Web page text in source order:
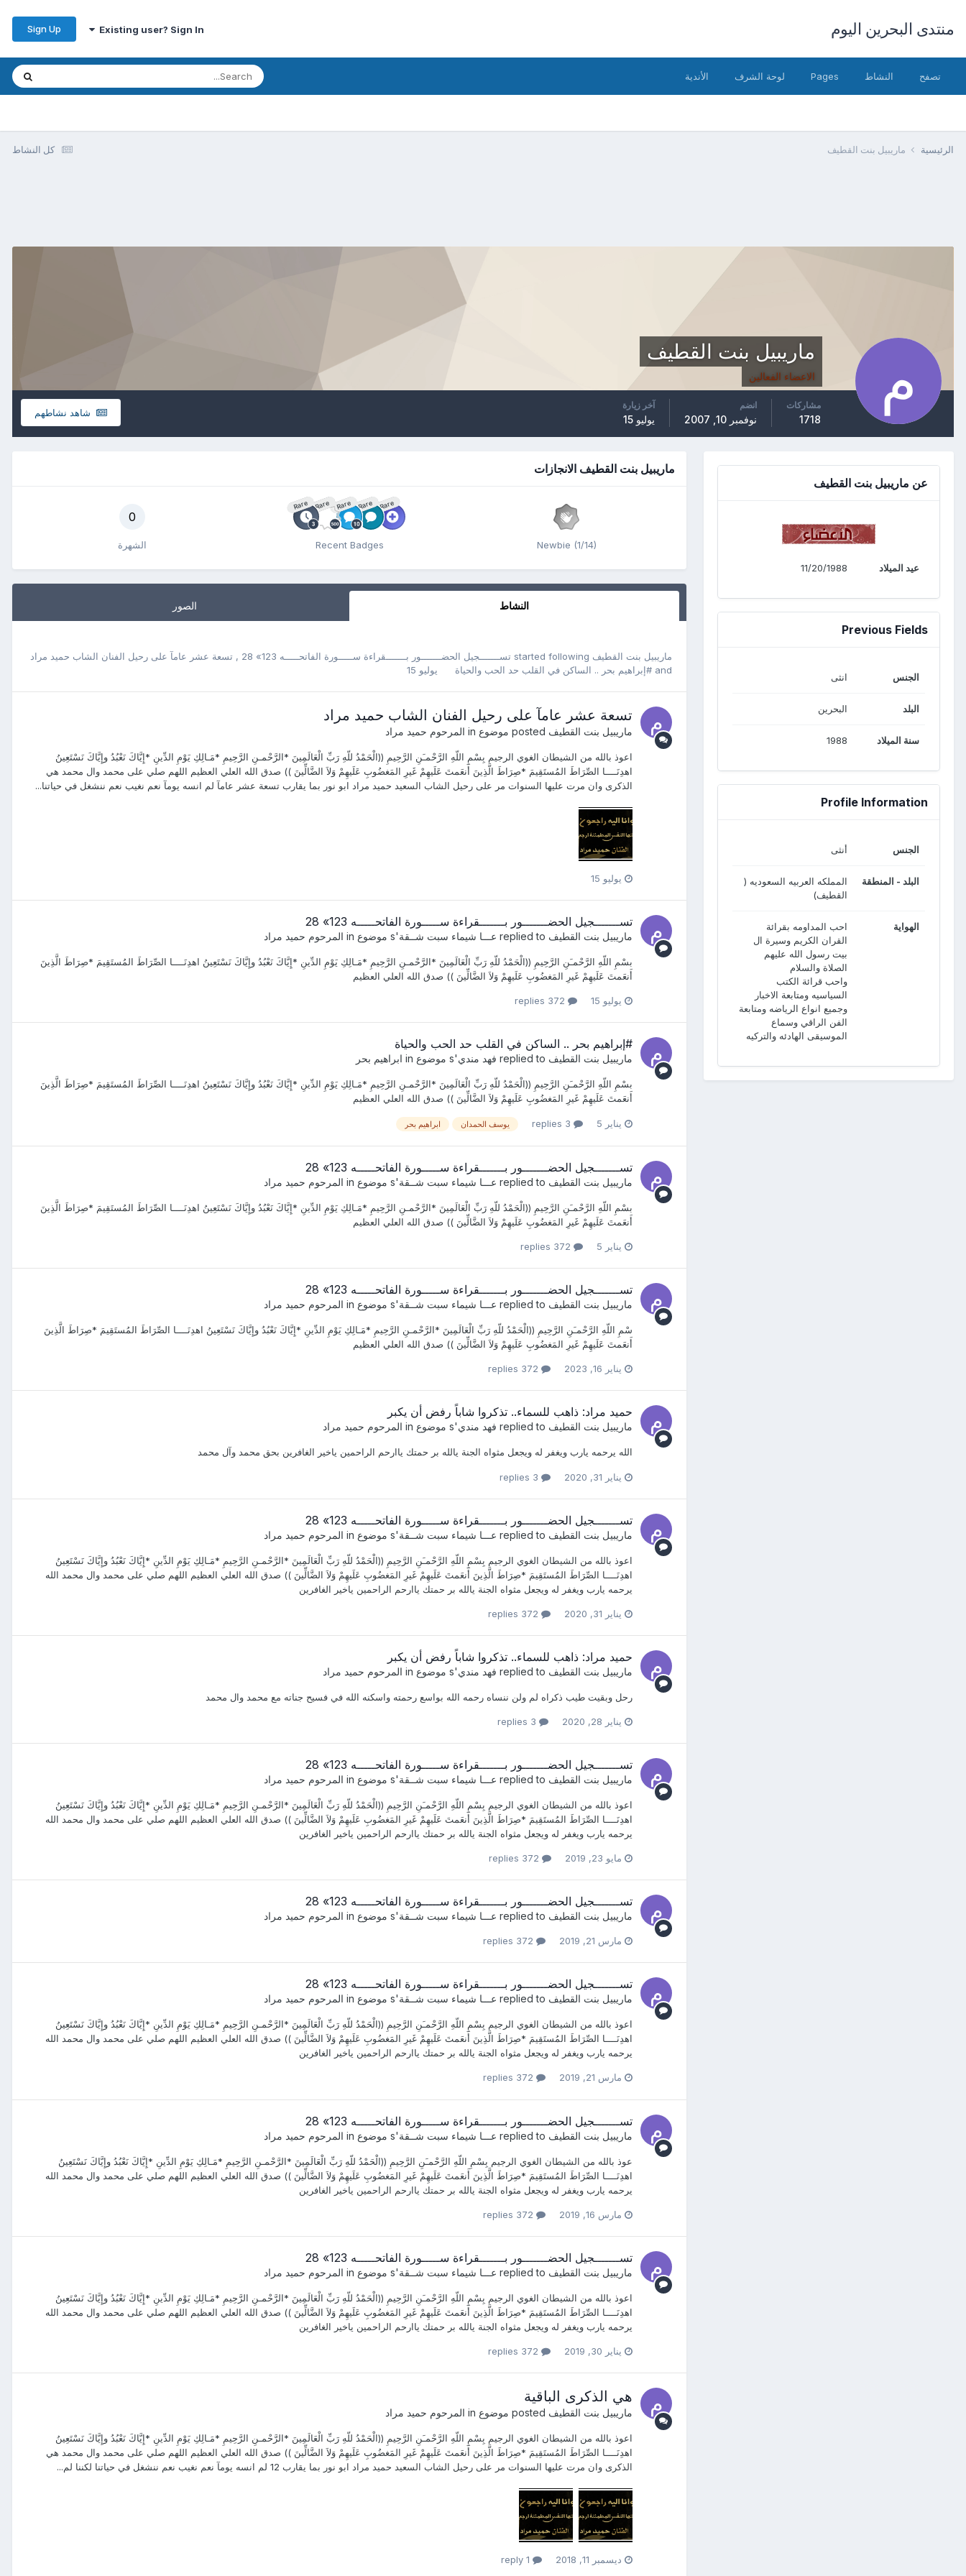
منتدى البحرين اليوم Existing user? Sign In
Sign Up
تصفح النشاط Pages لوحة الشرف الأندية
كل النشاط الرئيسية ماريبيل بنت القطيف
ماريبيل بنت القطيف
الاعضاء الفعالين
شاهد نشاطهم
مشاركات
1718
انضم
نوفمبر 10, 2007
آخر زيارة
يوليو 15
عن ماريبيل بنت القطيف
عيد الميلاد 11/20/1988
Previous Fields
الجنس انثى
البلد البحرين
سنة الميلاد 1988
Profile Information
الجنس أنثى
البلد - المنطقة
المملكه العربيه السعوديه (
القطيف)
الهواية
احب المداومه بقرائة
القران الكريم وسيرة ال
بيت رسول الله عليهم
الصلاة والسلام
واحب قرائة الكتب
السياسيه ومتابعة الاخبار
وجميع انواع الرياضه ومتابعة
الفن الراقي وسماع
الموسيقى الهادئه والتركيه
ماريبيل بنت القطيف الانجازات
Newbie (1/14)
Rare
Rare
Rare
Rare
Rare
Recent Badges
0
الشهرة
النشاط الصور
ماريبيل بنت القطيف تســـــــجيل الحضـــــــور بـــــــقراءة ســـــورة الفاتحـــــه 123» 28 , تسعة عشر عامآ على رحيل الفنان الشاب حميد مراد
and #إبراهيم بحر .. الساكن في القلب حد الحب والحياة يوليو 15
تسعة عشر عامآ على رحيل الفنان الشاب حميد مراد
ماريبيل بنت القطيف المرحوم حميد مراد
اعوذ بالله من الشيطان الغوي الرجيم بِسْمِ اللّهِ الرَّحْمـَنِ الرَّحِيمِ ((الْحَمْدُ للّهِ رَبِّ الْعَالَمِينَ *الرَّحْمـنِ الرَّحِيمِ *مَـالِكِ يَوْمِ الدِّينِ *إِيَّاكَ نَعْبُدُ وإِيَّاكَ نَسْتَعِينُ
اهدِنَــــا الصِّرَاطَ المُستَقِيمَ *صِرَاطَ الَّذِينَ أَنعَمتَ عَلَيهِمْ غَيرِ المَغضُوبِ عَلَيهِمْ وَلاَ الضَّالِّينَ )) صدق الله العلي العظيم اللهم صلي على محمد وال محمد هي
الذكرى وان مرت عليها السنوات مر على رحيل الشاب السعيد حميد مراد ابو نور بما يقارب تسعة عشر عامآ لم انسه يومآ نعم نغيب نعم ننشغل في حياتنا...
يوليو 15
تســـــــجيل الحضـــــــور بـــــــقراءة ســـــورة الفاتحـــــه 123» 28
ماريبيل بنت القطيف عـــا شيماء سبت شــقة's موضوع in المرحوم حميد مراد
بسْمِ اللّهِ الرَّحْمـَنِ الرَّحِيمِ ((الْحَمْدُ للّهِ رَبِّ الْعَالَمِينَ *الرَّحْمـنِ الرَّحِيمِ *مَـالِكِ يَوْمِ الدِّينِ *إِيَّاكَ نَعْبُدُ وإِيَّاكَ نَسْتَعِينُ اهدِنَــــا الصِّرَاطَ المُستَقِيمَ *صِرَاطَ الَّذِينَ
أَنعَمتَ عَلَيهِمْ غَيرِ المَغضُوبِ عَلَيهِمْ وَلاَ الضَّالِّينَ )) صدق الله العلي العظيم
يوليو 15
#إبراهيم بحر .. الساكن في القلب حد الحب والحياة
ماريبيل بنت القطيف فهد مندي's موضوع in ابراهيم بحر
بسْمِ اللّهِ الرَّحْمـَنِ الرَّحِيمِ ((الْحَمْدُ للّهِ رَبِّ الْعَالَمِينَ *الرَّحْمـنِ الرَّحِيمِ *مَـالِكِ يَوْمِ الدِّينِ *إِيَّاكَ نَعْبُدُ وإِيَّاكَ نَسْتَعِينُ اهدِنَــــا الصِّرَاطَ المُستَقِيمَ *صِرَاطَ الَّذِينَ
أَنعَمتَ عَلَيهِمْ غَيرِ المَغضُوبِ عَلَيهِمْ وَلاَ الضَّالِّينَ )) صدق الله العلي العظيم
يناير 5 يوسف الحمدان ابراهيم بحر
تســـــــجيل الحضـــــــور بـــــــقراءة ســـــورة الفاتحـــــه 123» 28
ماريبيل بنت القطيف عـــا شيماء سبت شــقة's موضوع in المرحوم حميد مراد
بسْمِ اللّهِ الرَّحْمـَنِ الرَّحِيمِ ((الْحَمْدُ للّهِ رَبِّ الْعَالَمِينَ *الرَّحْمـنِ الرَّحِيمِ *مَـالِكِ يَوْمِ الدِّينِ *إِيَّاكَ نَعْبُدُ وإِيَّاكَ نَسْتَعِينُ اهدِنَــــا الصِّرَاطَ المُستَقِيمَ *صِرَاطَ الَّذِينَ
أَنعَمتَ عَلَيهِمْ غَيرِ المَغضُوبِ عَلَيهِمْ وَلاَ الضَّالِّينَ )) صدق الله العلي العظيم
يناير 5
تســـــــجيل الحضـــــــور بـــــــقراءة ســـــورة الفاتحـــــه 123» 28
ماريبيل بنت القطيف عـــا شيماء سبت شــقة's موضوع in المرحوم حميد مراد
سْمِ اللّهِ الرَّحْمـَنِ الرَّحِيمِ ((الْحَمْدُ للّهِ رَبِّ الْعَالَمِينَ *الرَّحْمـنِ الرَّحِيمِ *مَـالِكِ يَوْمِ الدِّينِ *إِيَّاكَ نَعْبُدُ وإِيَّاكَ نَسْتَعِينُ اهدِنَــــا الصِّرَاطَ المُستَقِيمَ *صِرَاطَ الَّذِينَ
أَنعَمتَ عَلَيهِمْ غَيرِ المَغضُوبِ عَلَيهِمْ وَلاَ الضَّالِّينَ )) صدق الله العلي العظيم
يناير 16, 2023
حميد مراد: ذاهب للسماء.. تذكروا شاباً رفض أن يكبر
ماريبيل بنت القطيف فهد مندي's موضوع in المرحوم حميد مراد
الله يرحمه يارب ويغفر له ويجعل مثواه الجنة يالله بر حمتك ياارحم الراحمين ياخير الغافرين بحق محمد وآل محمد
يناير 31, 2020
تســـــــجيل الحضـــــــور بـــــــقراءة ســـــورة الفاتحـــــه 123» 28
ماريبيل بنت القطيف عـــا شيماء سبت شــقة's موضوع in المرحوم حميد مراد
اعوذ بالله من الشيطان الغوي الرجيم بِسْمِ اللّهِ الرَّحْمـَنِ الرَّحِيمِ ((الْحَمْدُ للّهِ رَبِّ الْعَالَمِينَ *الرَّحْمـنِ الرَّحِيمِ *مَـالِكِ يَوْمِ الدِّينِ *إِيَّاكَ نَعْبُدُ وإِيَّاكَ نَسْتَعِينُ
اهدِنَــــا الصِّرَاطَ المُستَقِيمَ *صِرَاطَ الَّذِينَ أَنعَمتَ عَلَيهِمْ غَيرِ المَغضُوبِ عَلَيهِمْ وَلاَ الضَّالِّينَ )) صدق الله العلي العظيم اللهم صلي على محمد وال محمد الله
يرحمه يارب ويغفر له ويجعل مثواه الجنة يالله بر حمتك ياارحم الراحمين ياخير الغافرين
يناير 31, 2020
حميد مراد: ذاهب للسماء.. تذكروا شاباً رفض أن يكبر
ماريبيل بنت القطيف فهد مندي's موضوع in المرحوم حميد مراد
رحل وبقيت طيب ذكراه لم ولن ننساه رحمه الله بواسع رحمته واسكنه الله في فسيح جناته مع محمد وال محمد
يناير 28, 2020
تســـــــجيل الحضـــــــور بـــــــقراءة ســـــورة الفاتحـــــه 123» 28
ماريبيل بنت القطيف عـــا شيماء سبت شــقة's موضوع in المرحوم حميد مراد
اعوذ بالله من الشيطان الغوي الرجيم بِسْمِ اللّهِ الرَّحْمـَنِ الرَّحِيمِ ((الْحَمْدُ للّهِ رَبِّ الْعَالَمِينَ *الرَّحْمـنِ الرَّحِيمِ *مَـالِكِ يَوْمِ الدِّينِ *إِيَّاكَ نَعْبُدُ وإِيَّاكَ نَسْتَعِينُ
اهدِنَــــا الصِّرَاطَ المُستَقِيمَ *صِرَاطَ الَّذِينَ أَنعَمتَ عَلَيهِمْ غَيرِ المَغضُوبِ عَلَيهِمْ وَلاَ الضَّالِّينَ )) صدق الله العلي العظيم اللهم صلي على محمد وال محمد الله
يرحمه يارب ويغفر له ويجعل مثواه الجنة يالله بر حمتك ياارحم الراحمين ياخير الغافرين
مايو 23, 2019
تســـــــجيل الحضـــــــور بـــــــقراءة ســـــورة الفاتحـــــه 123» 28
ماريبيل بنت القطيف عـــا شيماء سبت شــقة's موضوع in المرحوم حميد مراد
مارس 21, 2019
تســـــــجيل الحضـــــــور بـــــــقراءة ســـــورة الفاتحـــــه 123» 28
ماريبيل بنت القطيف عـــا شيماء سبت شــقة's موضوع in المرحوم حميد مراد
اعوذ بالله من الشيطان الغوي الرجيم بِسْمِ اللّهِ الرَّحْمـَنِ الرَّحِيمِ ((الْحَمْدُ للّهِ رَبِّ الْعَالَمِينَ *الرَّحْمـنِ الرَّحِيمِ *مَـالِكِ يَوْمِ الدِّينِ *إِيَّاكَ نَعْبُدُ وإِيَّاكَ نَسْتَعِينُ
اهدِنَــــا الصِّرَاطَ المُستَقِيمَ *صِرَاطَ الَّذِينَ أَنعَمتَ عَلَيهِمْ غَيرِ المَغضُوبِ عَلَيهِمْ وَلاَ الضَّالِّينَ )) صدق الله العلي العظيم اللهم صلي على محمد وال محمد الله
يرحمه يارب ويغفر له ويجعل مثواه الجنة يالله بر حمتك ياارحم الراحمين ياخير الغافرين
مارس 21, 2019
تســـــــجيل الحضـــــــور بـــــــقراءة ســـــورة الفاتحـــــه 123» 28
ماريبيل بنت القطيف عـــا شيماء سبت شــقة's موضوع in المرحوم حميد مراد
عوذ بالله من الشيطان الغوي الرجيم بِسْمِ اللّهِ الرَّحْمـَنِ الرَّحِيمِ ((الْحَمْدُ للّهِ رَبِّ الْعَالَمِينَ *الرَّحْمـنِ الرَّحِيمِ *مَـالِكِ يَوْمِ الدِّينِ *إِيَّاكَ نَعْبُدُ وإِيَّاكَ نَسْتَعِينُ
اهدِنَــــا الصِّرَاطَ المُستَقِيمَ *صِرَاطَ الَّذِينَ أَنعَمتَ عَلَيهِمْ غَيرِ المَغضُوبِ عَلَيهِمْ وَلاَ الضَّالِّينَ )) صدق الله العلي العظيم اللهم صلي على محمد وال محمد الله
يرحمه يارب ويغفر له ويجعل مثواه الجنة يالله بر حمتك ياارحم الراحمين ياخير الغافرين
مارس 16, 2019
تســـــــجيل الحضـــــــور بـــــــقراءة ســـــورة الفاتحـــــه 123» 28
ماريبيل بنت القطيف عـــا شيماء سبت شــقة's موضوع in المرحوم حميد مراد
اعوذ بالله من الشيطان الغوي الرجيم بِسْمِ اللّهِ الرَّحْمـَنِ الرَّحِيمِ ((الْحَمْدُ للّهِ رَبِّ الْعَالَمِينَ *الرَّحْمـنِ الرَّحِيمِ *مَـالِكِ يَوْمِ الدِّينِ *إِيَّاكَ نَعْبُدُ وإِيَّاكَ نَسْتَعِينُ
اهدِنَــــا الصِّرَاطَ المُستَقِيمَ *صِرَاطَ الَّذِينَ أَنعَمتَ عَلَيهِمْ غَيرِ المَغضُوبِ عَلَيهِمْ وَلاَ الضَّالِّينَ )) صدق الله العلي العظيم اللهم صلي على محمد وال محمد الله
يرحمه يارب ويغفر له ويجعل مثواه الجنة يالله بر حمتك ياارحم الراحمين ياخير الغافرين
يناير 30, 2019
هي الذكرى الباقية
ماريبيل بنت القطيف المرحوم حميد مراد
اعوذ بالله من الشيطان الغوي الرجيم بِسْمِ اللّهِ الرَّحْمـَنِ الرَّحِيمِ ((الْحَمْدُ للّهِ رَبِّ الْعَالَمِينَ *الرَّحْمـنِ الرَّحِيمِ *مَـالِكِ يَوْمِ الدِّينِ *إِيَّاكَ نَعْبُدُ وإِيَّاكَ نَسْتَعِينُ
اهدِنَــــا الصِّرَاطَ المُستَقِيمَ *صِرَاطَ الَّذِينَ أَنعَمتَ عَلَيهِمْ غَيرِ المَغضُوبِ عَلَيهِمْ وَلاَ الضَّالِّينَ )) صدق الله العلي العظيم اللهم صلي على محمد وال محمد هي
الذكرى وان مرت عليها السنوات مر على رحيل الشاب السعيد حميد مراد ابو نور بما يقارب 12 لم انسه يومآ نعم نغيب نعم ننشغل في حياتنا لكننا لم...
ديسمبر 11, 2018